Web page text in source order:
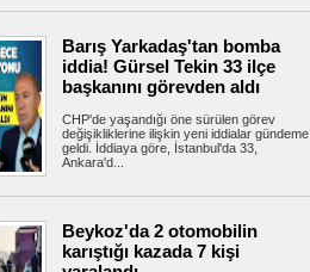
Öztekin’den Sivas, Giresun ve Gümüşhane’de
gönül buluşmaları
Kağıthane Belediye Başkanı Mevlüt Öztekin,
Anadolu ziyaretleri kapsamında...
15 Temmuz hain darbe girişiminde Muğla'nın
Marmaris ilçesinde Cumhurbaşkanı...
Barış Yarkadaş'tan bomba
iddia! Gürsel Tekin 33 ilçe
başkanını görevden aldı
CHP'de yaşandığı öne sürülen görev
değişikliklerine ilişkin yeni iddialar gündeme
geldi. İddiaya göre, İstanbul'da 33,
Ankara'd...
Beykoz'da 2 otomobilin
karıştığı kazada 7 kişi